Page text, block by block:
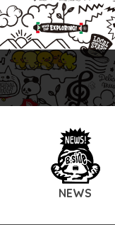
NEWS